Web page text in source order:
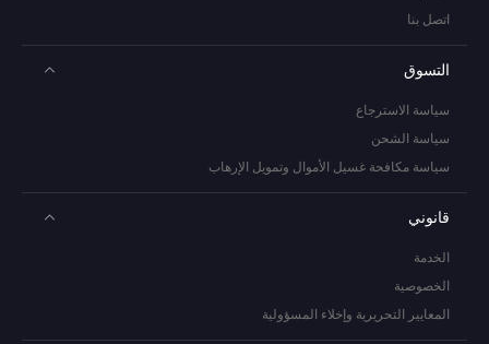
اتصل بنا
التسوق
سياسة الاسترجاع
سياسة الشحن
سياسة مكافحة غسيل الأموال وتمويل الإرهاب
قانوني
الخدمة
الخصوصية
المعايير التحريرية وإخلاء المسؤولية